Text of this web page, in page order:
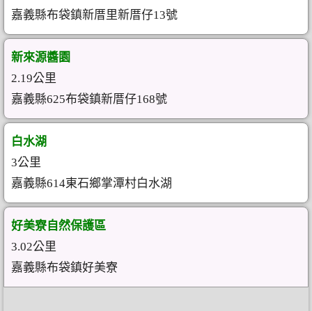
嘉義縣布袋鎮新厝里新厝仔13號
新來源醬園
2.19公里
嘉義縣625布袋鎮新厝仔168號
白水湖
3公里
嘉義縣614東石鄉掌潭村白水湖
好美寮自然保護區
3.02公里
嘉義縣布袋鎮好美寮